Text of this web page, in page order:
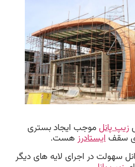
زیپ پانل موجب ایجاد بستری
سقف ایستادرز هست.
سهولت در اجرای لایه های دیگر